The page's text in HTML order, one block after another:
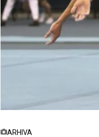
ARHIVA